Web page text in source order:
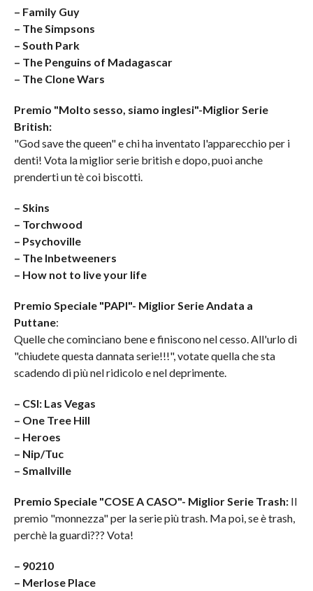
– Family Guy
– The Simpsons
– South Park
– The Penguins of Madagascar
– The Clone Wars
Premio "Molto sesso, siamo inglesi"-Miglior Serie
British:
"God save the queen" e chi ha inventato l'apparecchio per i
denti! Vota la miglior serie british e dopo, puoi anche
prenderti un tè coi biscotti.
– Skins
– Torchwood
– Psychoville
– The Inbetweeners
– How not to live your life
Premio Speciale "PAPI"- Miglior Serie Andata a
Puttane:
Quelle che cominciano bene e finiscono nel cesso. All'urlo di
"chiudete questa dannata serie!!!", votate quella che sta
scadendo di più nel ridicolo e nel deprimente.
– CSI: Las Vegas
– One Tree Hill
– Heroes
– Nip/Tuc
– Smallville
Premio Speciale "COSE A CASO"- Miglior Serie Trash: Il
premio "monnezza" per la serie più trash. Ma poi, se è trash,
perchè la guardi??? Vota!
– 90210
– Merlose Place